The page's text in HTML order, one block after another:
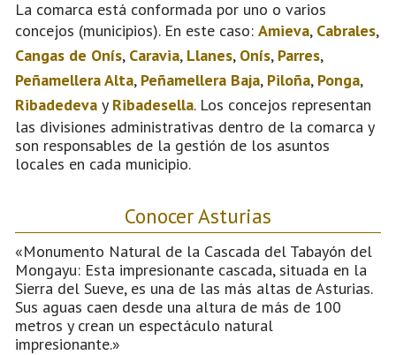
La comarca está conformada por uno o varios
concejos (municipios). En este caso: Amieva, Cabrales,
Cangas de Onís, Caravia, Llanes, Onís, Parres,
Peñamellera Alta, Peñamellera Baja, Piloña, Ponga,
Ribadedeva y Ribadesella. Los concejos representan
las divisiones administrativas dentro de la comarca y
son responsables de la gestión de los asuntos
locales en cada municipio.
Conocer Asturias
«Monumento Natural de la Cascada del Tabayón del
Mongayu: Esta impresionante cascada, situada en la
Sierra del Sueve, es una de las más altas de Asturias.
Sus aguas caen desde una altura de más de 100
metros y crean un espectáculo natural
impresionante.»